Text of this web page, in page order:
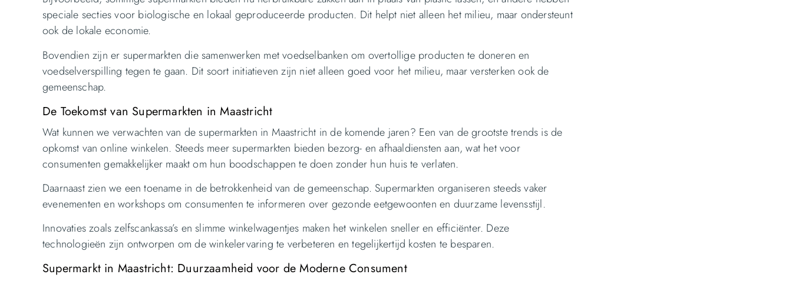
speciale secties voor biologische en lokaal geproduceerde producten. Dit helpt niet alleen het milieu, maar ondersteunt
ook de lokale economie.
Bovendien zijn er supermarkten die samenwerken met voedselbanken om overtollige producten te doneren en
voedselverspilling tegen te gaan. Dit soort initiatieven zijn niet alleen goed voor het milieu, maar versterken ook de
gemeenschap.
De Toekomst van Supermarkten in Maastricht
Wat kunnen we verwachten van de supermarkten in Maastricht in de komende jaren? Een van de grootste trends is de
opkomst van online winkelen. Steeds meer supermarkten bieden bezorg- en afhaaldiensten aan, wat het voor
consumenten gemakkelijker maakt om hun boodschappen te doen zonder hun huis te verlaten.
Daarnaast zien we een toename in de betrokkenheid van de gemeenschap. Supermarkten organiseren steeds vaker
evenementen en workshops om consumenten te informeren over gezonde eetgewoonten en duurzame levensstijl.
Innovaties zoals zelfscankassa’s en slimme winkelwagentjes maken het winkelen sneller en efficiënter. Deze
technologieën zijn ontworpen om de winkelervaring te verbeteren en tegelijkertijd kosten te besparen.
Supermarkt in Maastricht: Duurzaamheid voor de Moderne Consument